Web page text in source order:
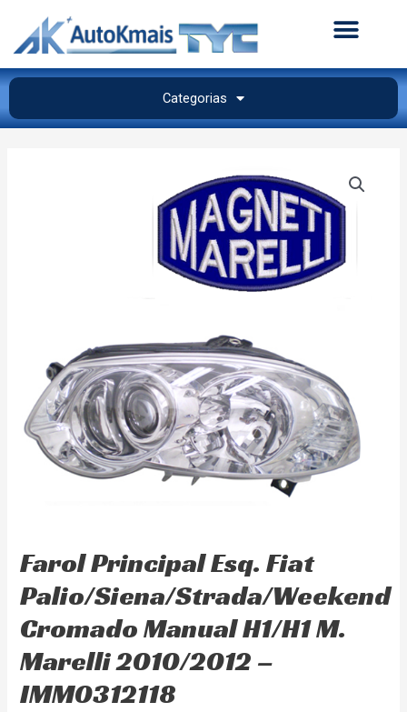
Categorias
Farol Principal Esq. Fiat
Palio/Siena/Strada/Weekend
Cromado Manual H1/H1 M.
Marelli 2010/2012 –
IMM0312118